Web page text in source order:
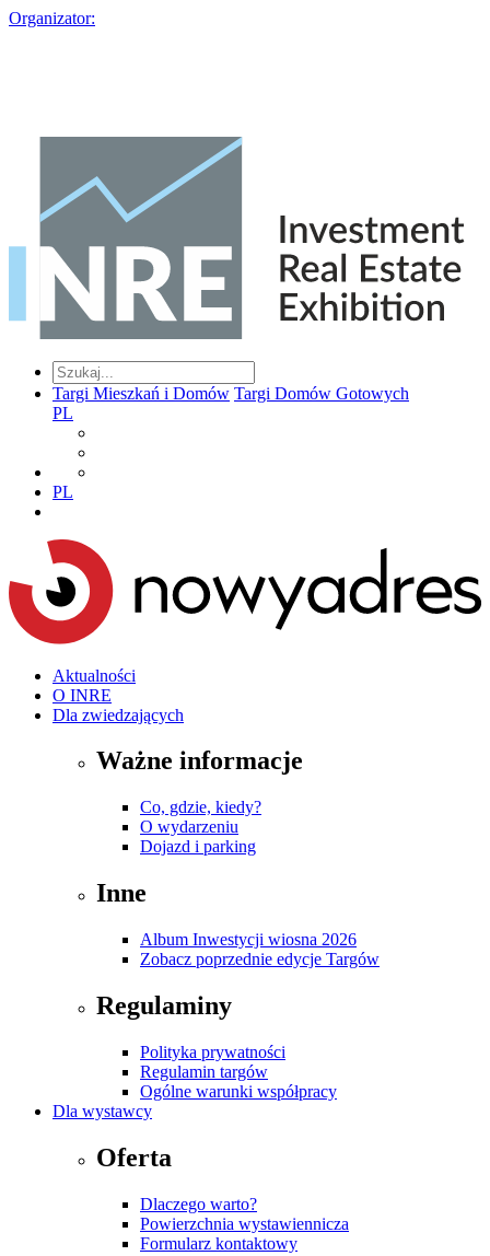
Organizator:
Targi Mieszkań i Domów Targi Domów Gotowych
PL
PL
Aktualności
O INRE
Dla zwiedzających
Ważne informacje
Co, gdzie, kiedy?
O wydarzeniu
Dojazd i parking
Inne
Album Inwestycji wiosna 2026
Zobacz poprzednie edycje Targów
Regulaminy
Polityka prywatności
Regulamin targów
Ogólne warunki współpracy
Dla wystawcy
Oferta
Dlaczego warto?
Powierzchnia wystawiennicza
Formularz kontaktowy